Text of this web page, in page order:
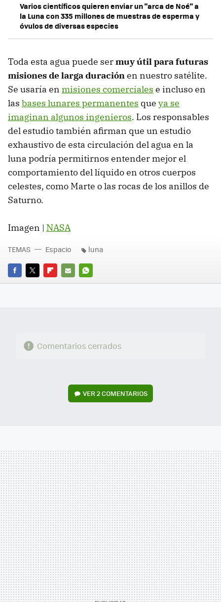
Varios científicos quieren enviar un "arca de Noé" a
la Luna con 335 millones de muestras de esperma y
óvulos de diversas especies
Toda esta agua puede sermuy útil para futuras
misiones de larga duraciónen nuestro satélite.
Se usaría en misiones comerciales e incluso en
las bases lunares permanentes que ya se
imaginan algunos ingenieros. Los responsables
del estudio también afirman que un estudio
exhaustivo de esta circulación del agua en la
luna podría permitirnos entender mejor el
comportamiento del líquido en otros cuerpos
celestes, como Marte o las rocas de los anillos de
Saturno.
Imagen | NASA
FACEBOOK
TWITTERFLIPBOARD
E-
WHATSAPP
TEMAS Espacio luna
Comentarios cerrados
VER2 COMENTARIOS